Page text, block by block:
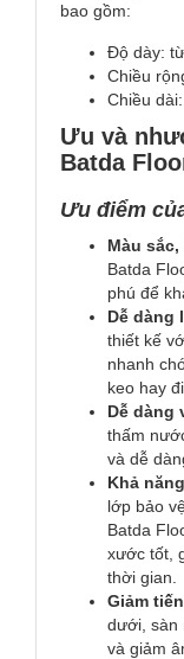
bao gồm:
Độ dày:
Chiều
Chiều
Ưu và
Batda
Ưu điểm
Màu
Batda
phú để
Dễ dàng
thiết kế
nhanh
keo hay
Dễ dàng
thấm
và dễ
Khả
lớp bảo
Batda
xước tốt,
thời gian.
Giảm
dưới, sàn
và giảm